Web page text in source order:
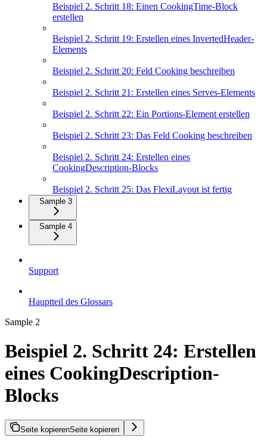
Beispiel 2. Schritt 18: Einen CookingTime-Block
erstellen
Beispiel 2. Schritt 19: Erstellen eines InvertedHeader-
Elements
Beispiel 2. Schritt 20: Feld Cooking beschreiben
Beispiel 2. Schritt 21: Erstellen eines Serves-Elements
Beispiel 2. Schritt 22: Ein Portions-Element erstellen
Beispiel 2. Schritt 23: Das Feld Cooking beschreiben
Beispiel 2. Schritt 24: Erstellen eines
CookingDescription-Blocks
Beispiel 2. Schritt 25: Das FlexiLayout ist fertig
Sample 3
Sample 4
Support
Hauptteil des Glossars
Sample 2
Beispiel 2. Schritt 24: Erstellen
eines CookingDescription-
Blocks
Seite kopierenSeite kopieren